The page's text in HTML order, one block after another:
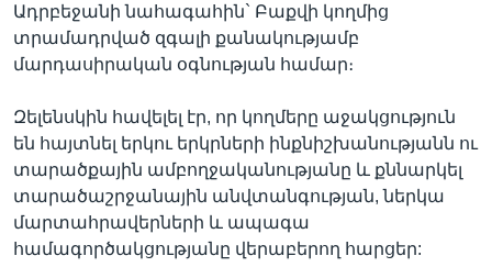
Ադրբեջանի նահագահին` Բաքվի կողմից
տրամադրված զգալի քանակությամբ
մարդասիրական օգնության համար։
Զելենսկին հավելել էր, որ կողմերը աջակցություն
են հայտնել երկու երկրների ինքնիշխանությանն ու
տարածքային ամբողջականությանը և քննարկել
տարածաշրջանային անվտանգության, ներկա
մարտահրավերների և ապագա
համագործակցությանը վերաբերող հարցեր: